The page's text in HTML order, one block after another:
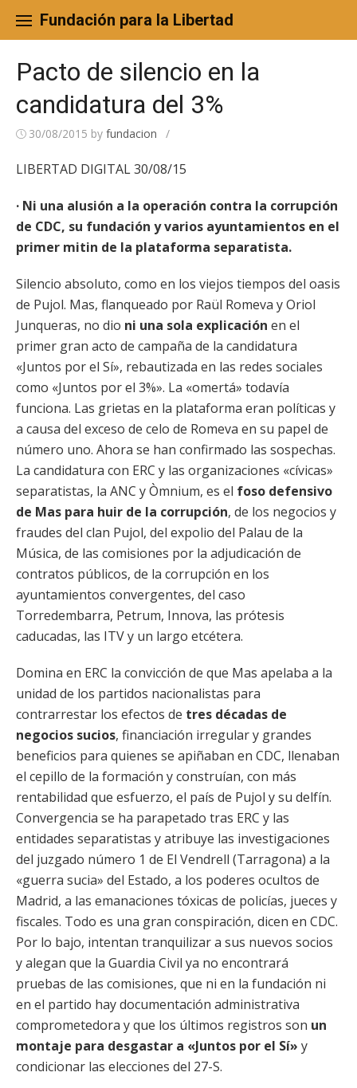
content
Fundación para la Libertad
Pacto de silencio en la
candidatura del 3%
30/08/2015 by fundacion /
LIBERTAD DIGITAL 30/08/15
· Ni una alusión a la operación contra la corrupción
de CDC, su fundación y varios ayuntamientos en el
primer mitin de la plataforma separatista.
Silencio absoluto, como en los viejos tiempos del oasis
de Pujol. Mas, flanqueado por Raül Romeva y Oriol
Junqueras, no dio ni una sola explicación en el
primer gran acto de campaña de la candidatura
«Juntos por el Sí», rebautizada en las redes sociales
como «Juntos por el 3%». La «omertá» todavía
funciona. Las grietas en la plataforma eran políticas y
a causa del exceso de celo de Romeva en su papel de
número uno. Ahora se han confirmado las sospechas.
La candidatura con ERC y las organizaciones «cívicas»
separatistas, la ANC y Òmnium, es el foso defensivo
de Mas para huir de la corrupción, de los negocios y
fraudes del clan Pujol, del expolio del Palau de la
Música, de las comisiones por la adjudicación de
contratos públicos, de la corrupción en los
ayuntamientos convergentes, del caso
Torredembarra, Petrum, Innova, las prótesis
caducadas, las ITV y un largo etcétera.
Domina en ERC la convicción de que Mas apelaba a la
unidad de los partidos nacionalistas para
contrarrestar los efectos de tres décadas de
negocios sucios, financiación irregular y grandes
beneficios para quienes se apiñaban en CDC, llenaban
el cepillo de la formación y construían, con más
rentabilidad que esfuerzo, el país de Pujol y su delfín.
Convergencia se ha parapetado tras ERC y las
entidades separatistas y atribuye las investigaciones
del juzgado número 1 de El Vendrell (Tarragona) a la
«guerra sucia» del Estado, a los poderes ocultos de
Madrid, a las emanaciones tóxicas de policías, jueces y
fiscales. Todo es una gran conspiración, dicen en CDC.
Por lo bajo, intentan tranquilizar a sus nuevos socios
y alegan que la Guardia Civil ya no encontrará
pruebas de las comisiones, que ni en la fundación ni
en el partido hay documentación administrativa
comprometedora y que los últimos registros son un
montaje para desgastar a «Juntos por el Sí» y
condicionar las elecciones del 27-S.